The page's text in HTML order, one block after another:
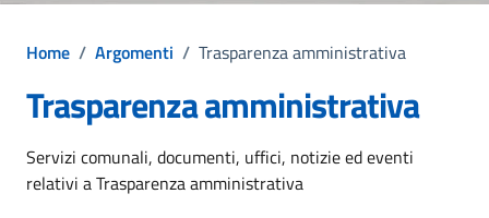
Home / Argomenti / Trasparenza amministrativa
Trasparenza amministrativa
Dettagli dell'argomento
Servizi comunali, documenti, uffici, notizie ed eventi
relativi a Trasparenza amministrativa